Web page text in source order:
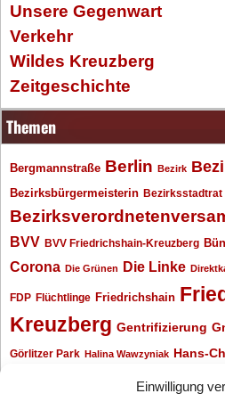
Einwilligung
Unsere Gegenwart
Verkehr
Wildes Kreuzberg
Zeitgeschichte
Themen
Bergmannstraße Berlin Bezirk
Bezirksbürgermeisterin Bezirksstadtrat
BVV BVV Friedrichshain-Kreuzberg
Corona Die Grünen Die Linke
FDP Flüchtlinge Friedrichshain
Kreuzberg Gentrifizierung
Görlitzer Park Halina Wawzyniak Hans-